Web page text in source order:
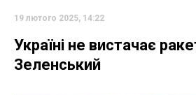
19 лютого 2025, 14:22
Україні не вистачає
Зеленський